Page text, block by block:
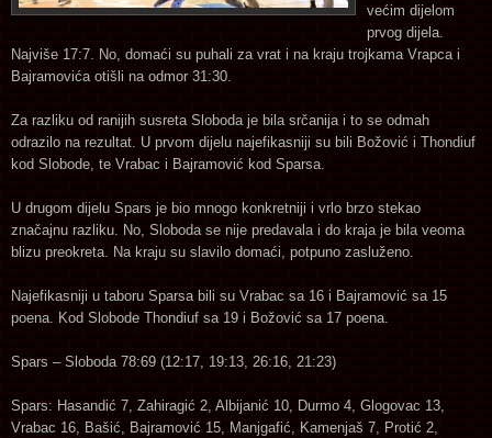
većim dijelom
prvog dijela.
Najviše 17:7. No, domaći su puhali za vrat i na kraju trojkama Vrapca i
Bajramovića otišli na odmor 31:30.
Za razliku od ranijih susreta Sloboda je bila srčanija i to se odmah
odrazilo na rezultat. U prvom dijelu najefikasniji su bili Božović i Thondiuf
kod Slobode, te Vrabac i Bajramović kod Sparsa.
U drugom dijelu Spars je bio mnogo konkretniji i vrlo brzo stekao
značajnu razliku. No, Sloboda se nije predavala i do kraja je bila veoma
blizu preokreta. Na kraju su slavilo domaći, potpuno zasluženo.
Najefikasniji u taboru Sparsa bili su Vrabac sa 16 i Bajramović sa 15
poena. Kod Slobode Thondiuf sa 19 i Božović sa 17 poena.
Spars – Sloboda 78:69 (12:17, 19:13, 26:16, 21:23)
Spars: Hasandić 7, Zahiragić 2, Albijanić 10, Durmo 4, Glogovac 13,
Vrabac 16, Bašić, Bajramović 15, Manjgafić, Kamenjaš 7, Protić 2,